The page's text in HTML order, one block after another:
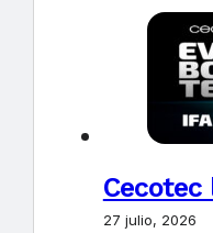
Cecotec
27 julio, 2026